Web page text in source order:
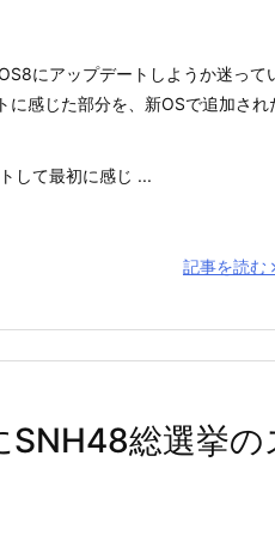
にアップデートしようか迷って
に感じた部分を、新OSで追加され
して最初に感じ ...
記事を読む
総選挙